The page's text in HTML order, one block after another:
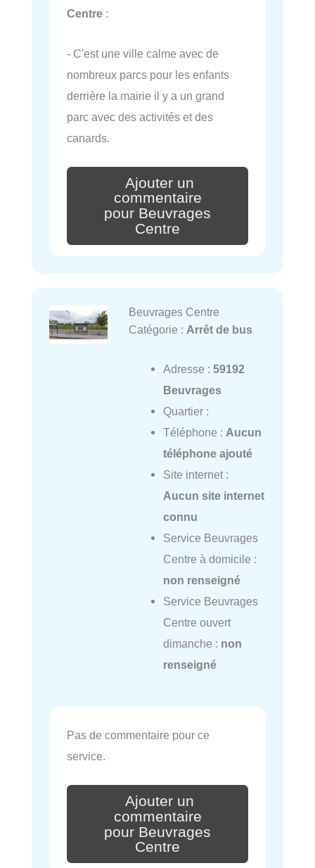
Centre :
- C'est une ville calme avec de
nombreux parcs pour les enfants
derrière la mairie il y a un grand
parc avec des activités et des
canards.
Ajouter un
commentaire
pour Beuvrages
Centre
Beuvrages Centre
Catégorie : Arrêt de bus
Adresse : 59192
Beuvrages
Quartier :
Téléphone : Aucun
téléphone ajouté
Site internet :
Aucun site internet
connu
Service Beuvrages
Centre à domicile :
non renseigné
Service Beuvrages
Centre ouvert
dimanche : non
renseigné
Pas de commentaire pour ce
service.
Ajouter un
commentaire
pour Beuvrages
Centre